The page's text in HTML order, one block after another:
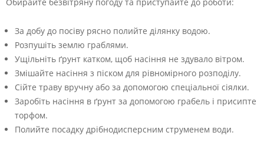
За добу до посіву рясно полийте ділянку водою.
Розпушіть землю граблями.
Ущільніть ґрунт катком, щоб насіння не здувало вітром.
Змішайте насіння з піском для рівномірного розподілу.
Сійте траву вручну або за допомогою спеціальної сіялки.
Заробіть насіння в ґрунт за допомогою грабель і присипте
торфом.
Полийте посадку дрібнодисперсним струменем води.